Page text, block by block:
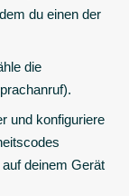
du einen der
die
und konfiguriere
deinem Gerät